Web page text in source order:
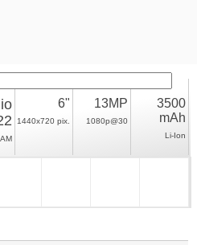
6"
1440x720 pix.
13MP
1080p@30
3500
mAh
Li-Ion